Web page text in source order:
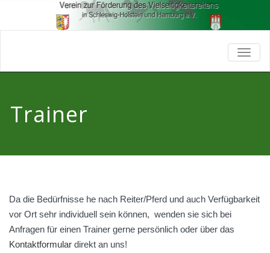
Trainer
Da die Bedürfnisse he nach Reiter/Pferd und auch Verfügbarkeit
vor Ort sehr individuell sein können, wenden sie sich bei
Anfragen für einen Trainer gerne persönlich oder über das
Kontaktformular direkt an uns!